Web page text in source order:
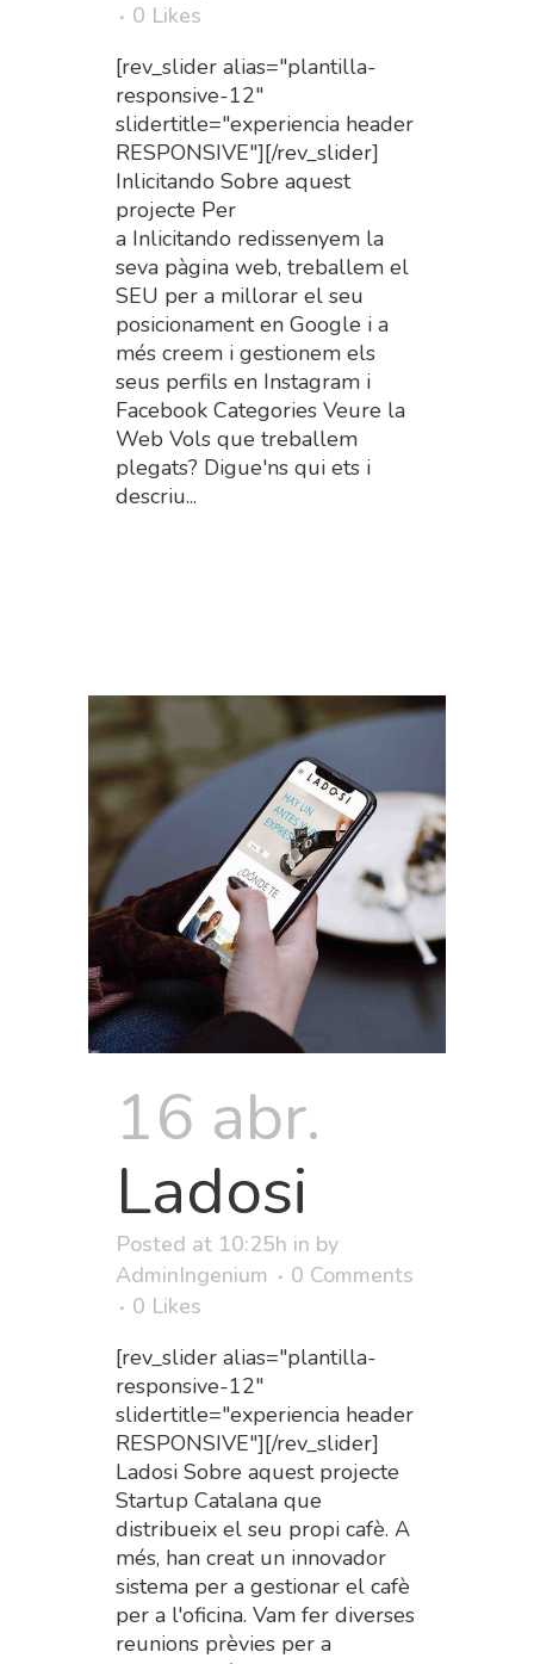
0 Likes
[rev_slider alias="plantilla-
responsive-12"
slidertitle="experiencia header
RESPONSIVE"][/rev_slider]
Inlicitando Sobre aquest
projecte Per
a Inlicitando redissenyem la
seva pàgina web, treballem el
SEU per a millorar el seu
posicionament en Google i a
més creem i gestionem els
seus perfils en Instagram i
Facebook Categories Veure la
Web Vols que treballem
plegats? Digue'ns qui ets i
descriu...
16 abr.
Ladosi
Posted at 10:25h in by
AdminIngenium
0 Comments
0 Likes
[rev_slider alias="plantilla-
responsive-12"
slidertitle="experiencia header
RESPONSIVE"][/rev_slider]
Ladosi Sobre aquest projecte
Startup Catalana que
distribueix el seu propi cafè. A
més, han creat un innovador
sistema per a gestionar el cafè
per a l'oficina. Vam fer diverses
reunions prèvies per a